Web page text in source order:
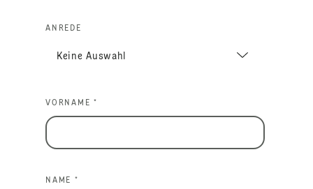
ANREDE
VORNAME *
NAME *